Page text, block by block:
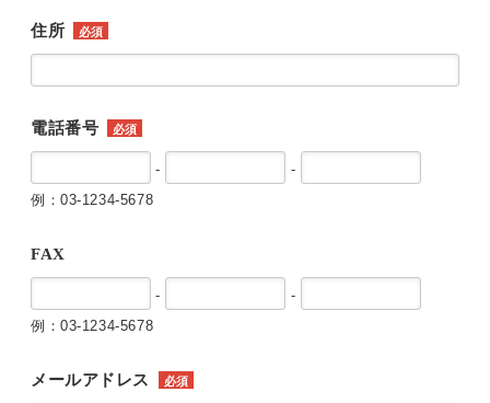
住所 必須
電話番号 必須
-
-
例：03-1234-5678
FAX
-
-
例：03-1234-5678
メールアドレス 必須